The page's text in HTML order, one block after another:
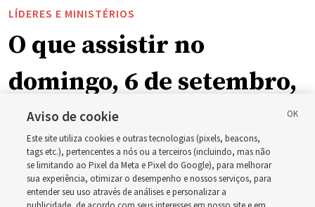
LÍDERES E MINISTÉRIOS
O que assistir no
domingo, 6 de setembro,
como ala ou ramo, em
relação à nova
programação dominical
Aviso de cookie
Este site utiliza cookies e outras tecnologias (pixels, beacons,
tags etc.), pertencentes a nós ou a terceiros (incluindo, mas não
se limitando ao Pixel da Meta e Pixel do Google), para melhorar
sua experiência, otimizar o desempenho e nossos serviços, para
entender seu uso através de análises e personalizar a